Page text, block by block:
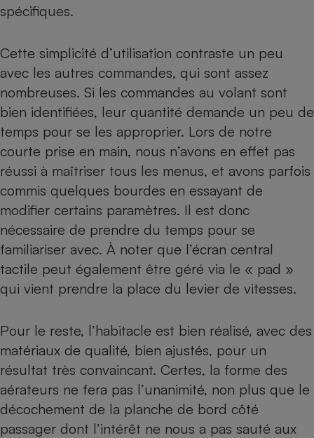
spécifiques.
Cette simplicité d’utilisation contraste un peu
avec les autres commandes, qui sont assez
nombreuses. Si les commandes au volant sont
bien identifiées, leur quantité demande un peu de
temps pour se les approprier. Lors de notre
courte prise en main, nous n’avons en effet pas
réussi à maîtriser tous les menus, et avons parfois
commis quelques bourdes en essayant de
modifier certains paramètres. Il est donc
nécessaire de prendre du temps pour se
familiariser avec. À noter que l’écran central
tactile peut également être géré via le « pad »
qui vient prendre la place du levier de vitesses.
Pour le reste, l’habitacle est bien réalisé, avec des
matériaux de qualité, bien ajustés, pour un
résultat très convaincant. Certes, la forme des
aérateurs ne fera pas l’unanimité, non plus que le
décochement de la planche de bord côté
passager dont l’intérêt ne nous a pas sauté aux